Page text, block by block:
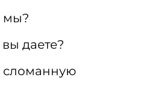
мы?
даете?
сломанную